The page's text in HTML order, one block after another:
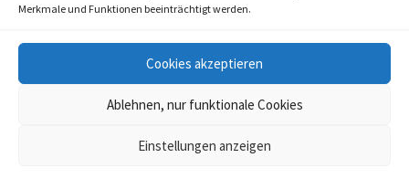
Merkmale und Funktionen beeinträchtigt werden.
Cookies akzeptieren
Ablehnen, nur funktionale Cookies
Einstellungen anzeigen
kulturfeder.de –